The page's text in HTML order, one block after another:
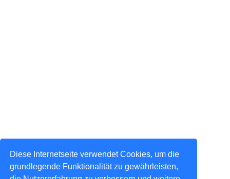
Diese Internetseite verwendet Cookies, um die
grundlegende Funktionalität zu gewährleisten,